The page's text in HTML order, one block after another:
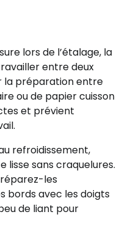
lors de l’étalage, la
entre deux
la préparation entre
ou de papier cuisson
et prévient
refroidissement,
lisse sans craquelures.
réparez-les
bords avec les doigts
de liant pour